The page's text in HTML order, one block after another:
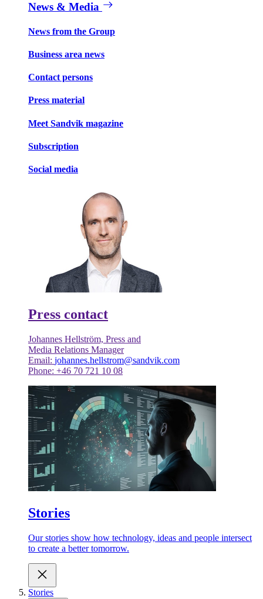
News & Media
News from the Group
Business area news
Contact persons
Press material
Meet Sandvik magazine
Subscription
Social media
Press contact
Johannes Hellström, Press and
Media Relations Manager
Email: johannes.hellstrom@sandvik.com
Phone: +46 70 721 10 08
Stories
Our stories show how technology, ideas and people intersect
to create a better tomorrow.
Stories